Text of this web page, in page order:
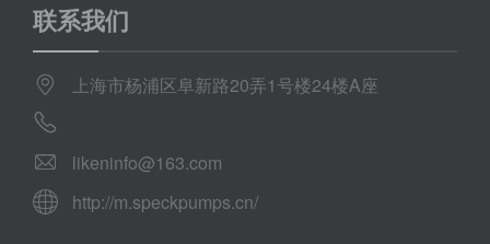
联系我们
上海市杨浦区阜新路20弄1号楼24楼A座
likeninfo@163.com
http://m.speckpumps.cn/